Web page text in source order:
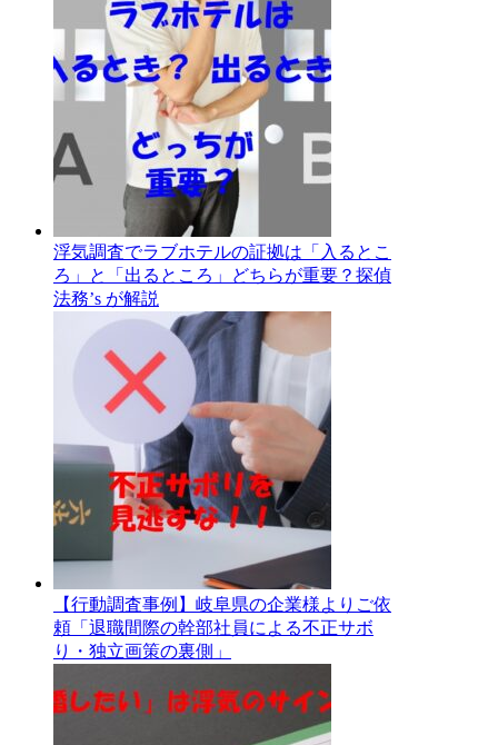
浮気調査でラブホテルの証拠は「入るとこ
ろ」と「出るところ」どちらが重要？探偵
法務’s が解説
【行動調査事例】岐阜県の企業様よりご依
頼「退職間際の幹部社員による不正サボ
り・独立画策の裏側」